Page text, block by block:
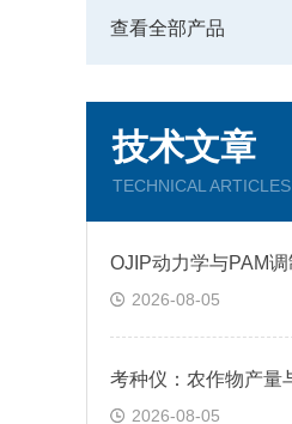
查看全部产品
技术文章
TECHNICAL ARTICLES
2026-08-05
2026-08-05